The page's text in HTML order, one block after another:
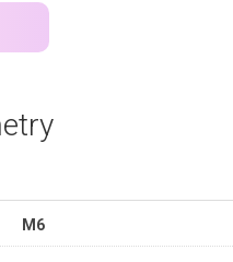
M6